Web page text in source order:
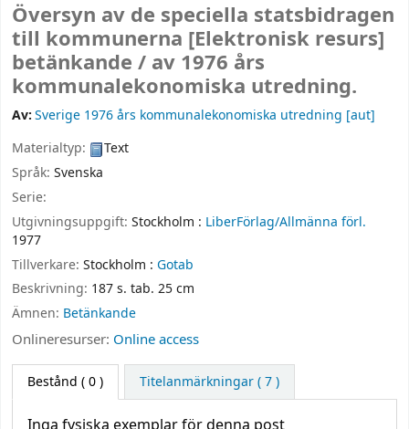
Översyn av de speciella statsbidragen
till kommunerna [Elektronisk resurs]
betänkande / av 1976 års
kommunalekonomiska utredning.
Av:Sverige 1976 års kommunalekonomiska utredning [aut]
Materialtyp:
Text
Språk: Svenska
Serie:
Utgivningsuppgift: Stockholm : LiberFörlag/Allmänna förl.
1977
Tillverkare: Stockholm : Gotab
Beskrivning: 187 s. tab. 25 cm
Ämnen: Betänkande
Onlineresurser: Online access
Bestånd ( 0 ) Titelanmärkningar ( 7 )